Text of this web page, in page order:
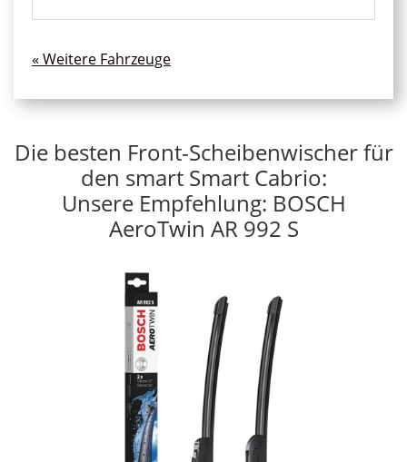
Die besten Front-Scheibenwischer für
den smart Smart Cabrio:
Unsere Empfehlung: BOSCH
AeroTwin AR 992 S